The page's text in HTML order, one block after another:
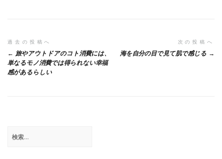
o
o
k
投
稿
ナ
シ
過去の投稿へ
旅やアウトドアのコト消費には、
単なるモノ消費では得られない幸福
感があるらしい
次の投稿へ
海を自分の目で見て肌で感じる
索: